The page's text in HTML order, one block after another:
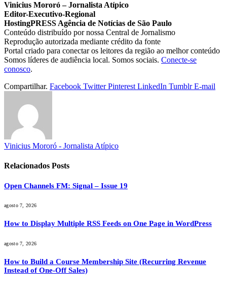
Vinicius Mororó – Jornalista Atípico
Editor-Executivo-Regional
HostingPRESS Agência de Notícias de São Paulo
Conteúdo distribuído por nossa Central de Jornalismo
Reprodução autorizada mediante crédito da fonte
Portal criado para conectar os leitores da região ao melhor conteúdo
Somos líderes de audiência local. Somos sociais. Conecte-se
conosco.
Compartilhar. Facebook Twitter Pinterest LinkedIn Tumblr E-mail
Vinicius Mororó - Jornalista Atípico
Relacionados Posts
Open Channels FM: Signal – Issue 19
agosto 7, 2026
How to Display Multiple RSS Feeds on One Page in WordPress
agosto 7, 2026
How to Build a Course Membership Site (Recurring Revenue
Instead of One-Off Sales)